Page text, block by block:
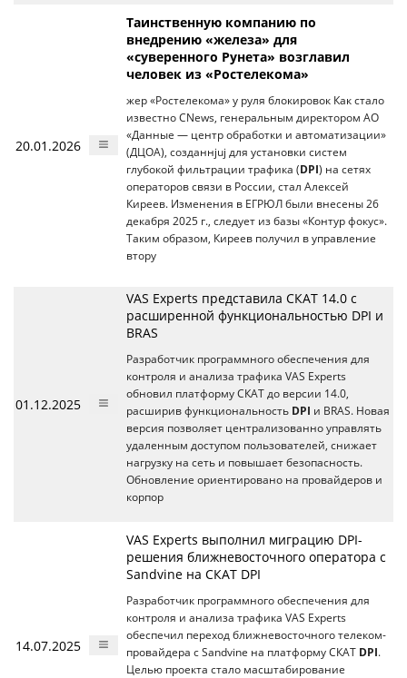
20.01.2026
Таинственную компанию по
внедрению «железа» для
«суверенного Рунета» возглавил
человек из «Ростелекома»
жер «Ростелекома» у руля блокировок Как стало
известно CNews, генеральным директором АО
«Данные — центр обработки и автоматизации»
(ДЦОА), созданнjuj для установки систем
глубокой фильтрации трафика (DPI) на сетях
операторов связи в России, стал Алексей
Киреев. Изменения в ЕГРЮЛ были внесены 26
декабря 2025 г., следует из базы «Контур фокус».
Таким образом, Киреев получил в управление
втору
01.12.2025
VAS Experts представила СКАТ 14.0 с
расширенной функциональностью DPI и
BRAS
Разработчик программного обеспечения для
контроля и анализа трафика VAS Experts
обновил платформу СКАТ до версии 14.0,
расширив функциональность DPI и BRAS. Новая
версия позволяет централизованно управлять
удаленным доступом пользователей, снижает
нагрузку на сеть и повышает безопасность.
Обновление ориентировано на провайдеров и
корпор
14.07.2025
VAS Experts выполнил миграцию DPI-
решения ближневосточного оператора с
Sandvine на СКАТ DPI
Разработчик программного обеспечения для
контроля и анализа трафика VAS Experts
обеспечил переход ближневосточного телеком-
провайдера с Sandvine на платформу СКАТ DPI.
Целью проекта стало масштабирование